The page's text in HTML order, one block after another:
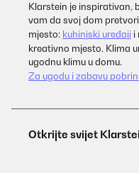
Klarstein je inspirativan,
vam da svoj dom
mjesto: kuhinjski uređaji i
kreativno mjesto. Klima
ugodnu klimu u domu.
Za ugodu i zabavu